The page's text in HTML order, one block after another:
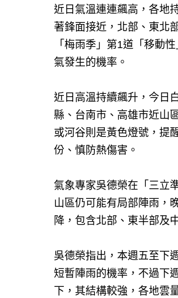
近日氣溫連連飆高，各地
著鋒面接近，北部、東北
「梅雨季」第1道「移動
氣發生的機率。
近日高溫持續飆升，今日
縣、台南市、高雄市近山
或河谷則是黃色燈號，提
份、慎防熱傷害。
氣象專家吳德榮在「三立
山區仍可能有局部陣雨，
降，包含北部、東半部及
吳德榮指出，本週五至下
短暫陣雨的機率，不過下
下，其結構較強，各地